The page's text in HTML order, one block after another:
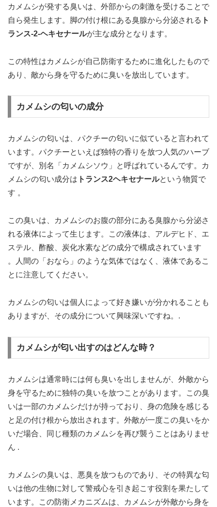
カメムシが発する臭いは、外部からの刺激を受けることで
自ら発生します。脚の付け根にある臭腺から分泌される ト
ランス-2-ヘキセナールが主な成分となります。
この特性はカメムシが自己防衛するために進化したもので
あり、敵から身を守るために臭いを放出しています。
カメムシの匂いの成分
カメムシの匂いは、パクチーの匂いに似ていると言われて
います。パクチーといえば独特の香りを放つ人気のハーブ
ですが、別名「カメムシソウ」と呼ばれているんです。カ
メムシの匂い成分は トランス2ヘキセナールという物質で
す 。
この臭いは、カメムシのお腹の部分にある臭腺から分泌さ
れる液体によって生じます。この液体は、アルデヒド、エ
ステル、酢酸、炭化水素などの成分で構成されています
。人間の「おなら」のような気体ではなく、液体であるこ
とに注意してください。
カメムシの匂いは個人によって好き嫌いが分かれることも
ありますが、その成分について興味深いですね。.
カメムシが匂い出すのはどんな時？
カメムシは通常時には何も臭いを出しませんが、外敵から
身を守るために独特の臭いを放つことがあります。この臭
いは一部のカメムシだけが持っており、身の危険を感じる
と足の付け根から放出されます。外敵が一度この臭いをか
いだ場合、同じ種類のカメムシを再び襲うことはありませ
ん .
カメムシの臭いは、悪臭を放つものであり、その特異な匂
いは他の生物に対して警戒心を引き起こす役割を果たして
います。この防衛メカニズムは、カメムシが外敵から身を